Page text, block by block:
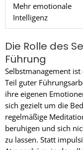
Mehr emotionale
Intelligenz
Die Rolle des
Führung
Selbstmanagement
Teil guter
ihre eigenen
sich gezielt um die
regelmäßige
beruhigen und sich
zu lassen. Statt